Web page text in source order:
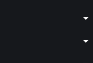
arrow_drop_down
arrow_drop_down